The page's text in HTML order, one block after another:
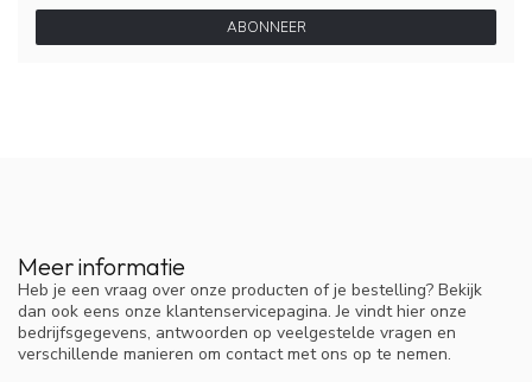
ABONNEER
Meer informatie
Heb je een vraag over onze producten of je bestelling? Bekijk
dan ook eens onze klantenservicepagina. Je vindt hier onze
bedrijfsgegevens, antwoorden op veelgestelde vragen en
verschillende manieren om contact met ons op te nemen.